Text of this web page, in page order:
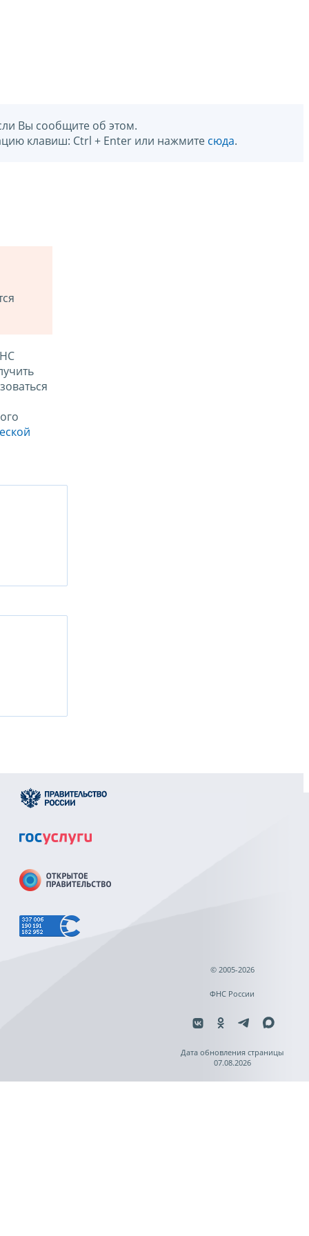
Вы сообщите об этом.
клавиш: Ctrl + Enter или нажмите сюда.
© 2005-2026
ФНС России
Дата обновления страницы
07.08.2026